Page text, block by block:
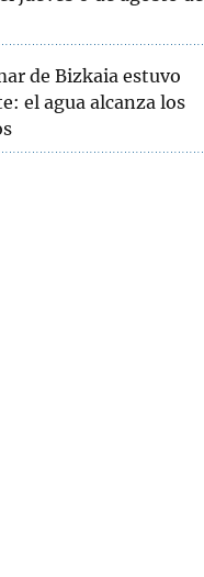
de Bizkaia estuvo
el agua alcanza los